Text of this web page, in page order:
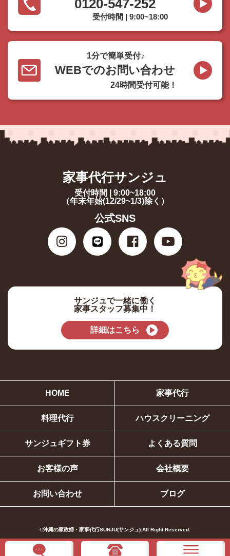
0120-547-252
受付時間 | 9:00~18:00
1分で簡単受付♪
WEBでのお問い合わせ
24時間受付可能！
家事代行サンジュ
受付時間 | 9:00~18:00
（年末年始(12/29~1/3)除く）
公式SNS
サンジュで一緒に働く
家事スタッフ募集中！
詳細はこちら
HOME 家事代行
料理代行 ハウスクリーニング
サンジュギフト券 よくある質問
お客様の声 会社概要
お問い合わせ ブログ
©︎沖縄の家政婦・家事代行SUNJU(サンジュ).All Right Reserved.